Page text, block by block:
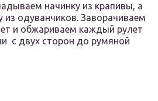
начинку из крапивы, а
из одуванчиков. Заворачиваем
и обжариваем каждый рулет
с двух сторон до румяной